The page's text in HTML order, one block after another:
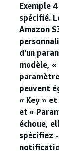
Exemple
spécifié.
Amazon
d'un
modèle, «
peuvent
« Key » et
et «
échoue,
spécifiez